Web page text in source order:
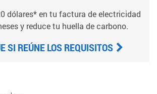
dólares* en tu factura de electricidad
y reduce tu huella de carbono.
SI REÚNE LOS REQUISITOS